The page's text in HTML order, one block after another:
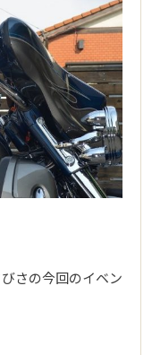
さの今回のイベン